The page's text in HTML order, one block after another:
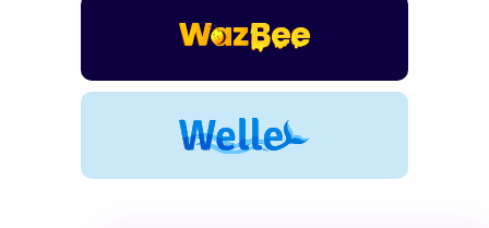
חבילת קבלת פנים: בונוס 100% עד 300€ + 100 ספיני בונוס על
ההפקדה הראשונה
CASOO
בונוס מתגלגל עד 2,000 ₪ + 200 ספינים חינם לשחקנים